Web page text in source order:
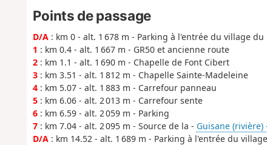
Points de passage
D/A: km 0 - alt. 1 678 m - Parking à l'entrée du village du
1 : km 0.4 - alt. 1 667 m - GR50 et ancienne route
2: km 1.1 - alt. 1 690 m - Chapelle de Font Cibert
3: km 3.51 - alt. 1 812 m - Chapelle Sainte-Madeleine
4: km 5.07 - alt. 1 883 m - Carrefour panneau
5: km 6.06 - alt. 2 013 m - Carrefour sente
6: km 6.59 - alt. 2 059 m - Parking
7: km 7.04 - alt. 2 095 m - Source de la - Guisane
D/A: km 14.52 - alt. 1 689 m - Parking à l'entrée du